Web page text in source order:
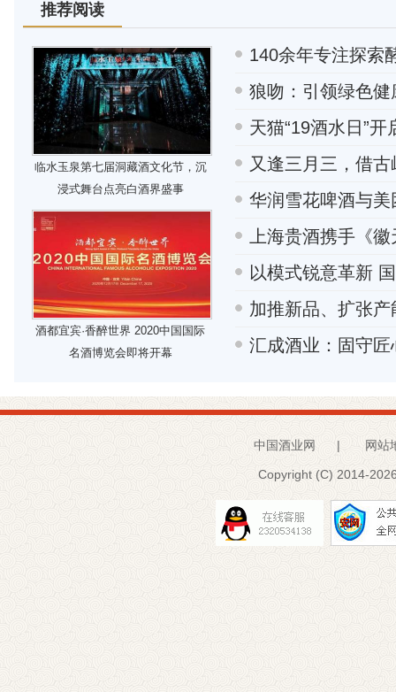
推荐阅读
临水玉泉第七届洞藏酒文化节，沉
浸式舞台点亮白酒界盛事
酒都宜宾·香醉世界 2020中国国际
名酒博览会即将开幕
140余年专注探索
狼吻：引领绿色
天猫“19酒水日”
又逢三月三，借
华润雪花啤酒与
上海贵酒携手《
以模式锐意革新
加推新品、扩张
汇成酒业：固守
中国酒业网 | 网站
Copyright (C) 2014-